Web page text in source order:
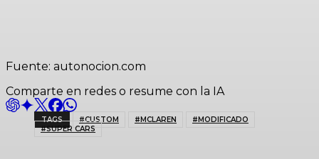
Fuente: autonocion.com
Comparte en redes o resume con la IA
TAGS #CUSTOM #MCLAREN
#MODIFICADO
#SUPER CARS